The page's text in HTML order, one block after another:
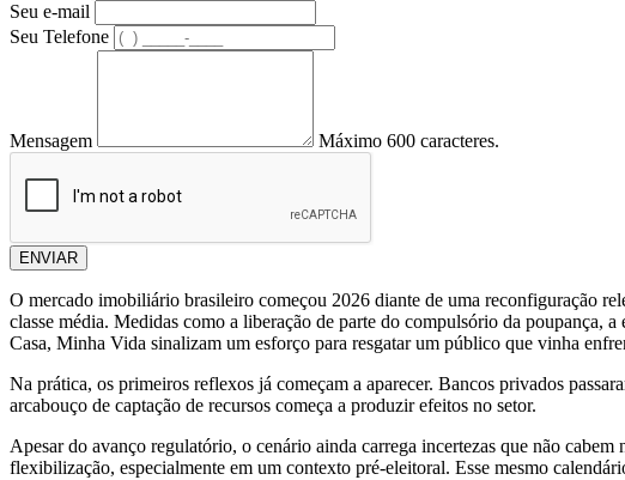
Seu e-mail
Seu Telefone
Mensagem Máximo 600 caracteres.
ENVIAR
O mercado imobiliário brasileiro começou 2026 diante de uma reconfiguração
classe média. Medidas como a liberação de parte do compulsório da poupança,
Casa, Minha Vida sinalizam um esforço para resgatar um público que vinha
Na prática, os primeiros reflexos já começam a aparecer. Bancos privados
arcabouço de captação de recursos começa a produzir efeitos no setor.
Apesar do avanço regulatório, o cenário ainda carrega incertezas que não
flexibilização, especialmente em um contexto pré-eleitoral. Esse mesmo